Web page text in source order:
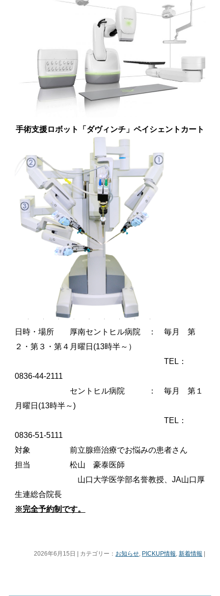
手術支援ロボット「ダヴィンチ」ペイシェントカート
日時・場所 厚南セントヒル病院 ： 毎月 第
２・第３・第４月曜日(13時半～）
TEL：
0836-44-2111
セントヒル病院 ： 毎月 第１
月曜日(13時半～)
TEL：
0836-51-5111
対象 前立腺癌治療でお悩みの患者さん
担当 松山 豪泰医師
山口大学医学部名誉教授、JA山口厚
生連総合院長
※完全予約制です。
2026年6月15日 | カテゴリー： お知らせ, PICKUP情報,新着情報